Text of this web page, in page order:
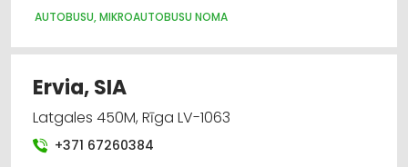
AUTOBUSU, MIKROAUTOBUSU NOMA
Ervia, SIA
Latgales 450M, Rīga LV-1063
+371 67260384